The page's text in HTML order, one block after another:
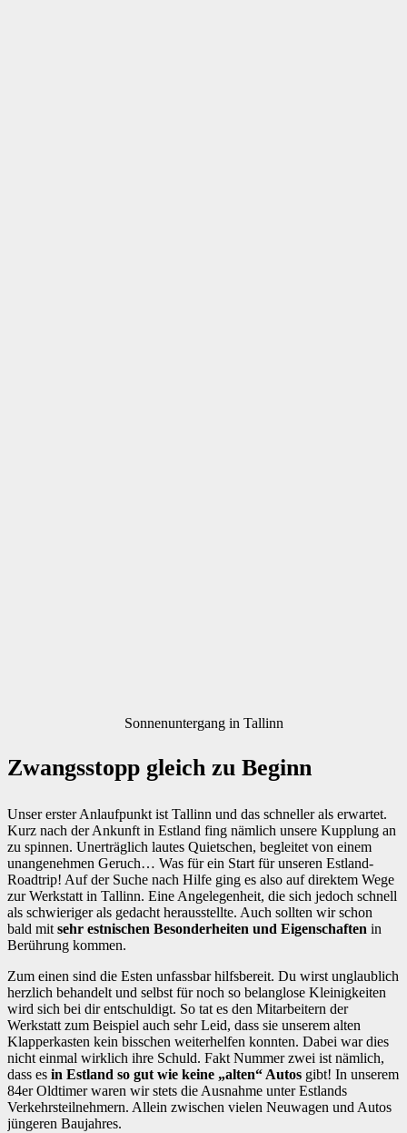
Sonnenuntergang in Tallinn
Zwangsstopp gleich zu Beginn
Unser erster Anlaufpunkt ist Tallinn und das schneller als erwartet.
Kurz nach der Ankunft in Estland fing nämlich unsere Kupplung an
zu spinnen. Unerträglich lautes Quietschen, begleitet von einem
unangenehmen Geruch… Was für ein Start für unseren Estland-
Roadtrip! Auf der Suche nach Hilfe ging es also auf direktem Wege
zur Werkstatt in Tallinn. Eine Angelegenheit, die sich jedoch schnell
als schwieriger als gedacht herausstellte. Auch sollten wir schon
bald mit sehr estnischen Besonderheiten und Eigenschaften in
Berührung kommen.
Zum einen sind die Esten unfassbar hilfsbereit. Du wirst unglaublich
herzlich behandelt und selbst für noch so belanglose Kleinigkeiten
wird sich bei dir entschuldigt. So tat es den Mitarbeitern der
Werkstatt zum Beispiel auch sehr Leid, dass sie unserem alten
Klapperkasten kein bisschen weiterhelfen konnten. Dabei war dies
nicht einmal wirklich ihre Schuld. Fakt Nummer zwei ist nämlich,
dass es in Estland so gut wie keine „alten“ Autos gibt! In unserem
84er Oldtimer waren wir stets die Ausnahme unter Estlands
Verkehrsteilnehmern. Allein zwischen vielen Neuwagen und Autos
jüngeren Baujahres.